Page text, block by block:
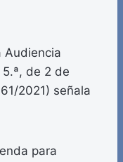
Audiencia
de 2 de
2021) señala
para